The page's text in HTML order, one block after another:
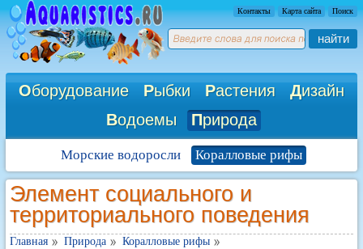
Контакты Карта сайта Поиск
найти
Оборудование Рыбки Растения Дизайн
Водоемы Природа
Морские водоросли Коралловые рифы
Элемент социального и
территориального поведения
Главная Природа
Коралловые рифы